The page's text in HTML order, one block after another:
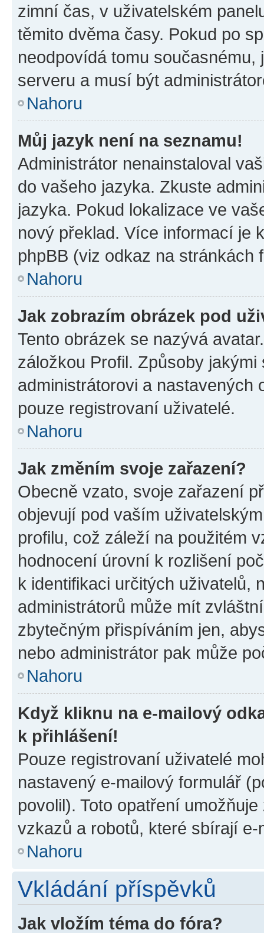
zimní čas, v uživatelském
těmito dvěma časy. Pokud po
neodpovídá tomu
serveru a musí být
Nahoru
Můj jazyk není na seznamu!
Administrátor nenainstaloval
do vašeho jazyka. Zkuste
jazyka. Pokud lokalizace ve
nový překlad. Více informací je
phpBB (viz odkaz na stránkách
Nahoru
Jak zobrazím obrázek pod
Tento obrázek se nazývá
záložkou Profil. Způsoby
administrátorovi a nastavených
pouze registrovaní uživatelé.
Nahoru
Jak změním svoje zařazení?
Obecně vzato, svoje zařazení
objevují pod vaším
profilu, což záleží na použitém
hodnocení úrovní k rozlišení
k identifikaci určitých uživatelů,
administrátorů může mít
zbytečným přispíváním jen,
nebo administrátor pak může
Nahoru
Když kliknu na e-mailový
k přihlášení!
Pouze registrovaní uživatelé
nastavený e-mailový formulář
povolil). Toto opatření
vzkazů a robotů, které sbírají e-
Nahoru
Vkládání příspěvků
Jak vložím téma do fóra?